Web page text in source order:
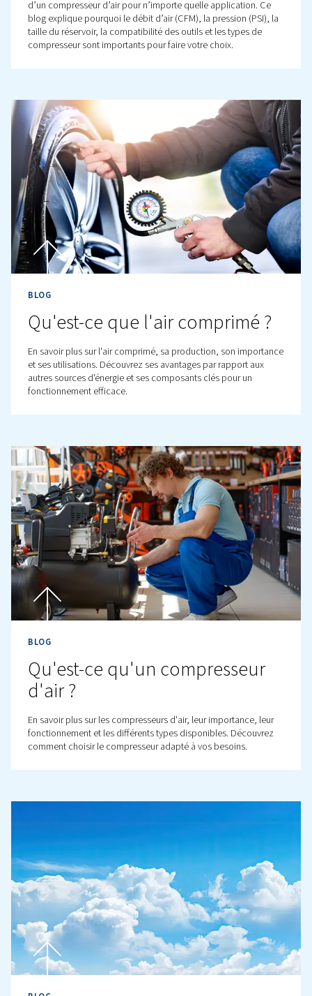
Les systèmes de tuyauterie sont essentiels à l’efficacité
performances de votre installation d’air comprimé.
maintenant tout ce que vous devez savoir à leur sujet,
BLOG
Les bases des moteurs à air
Découvrez comment fonctionnent les moteurs de
d’air, comment les entretenir et ce qu’il faut faire en
problème.
Dimensionnement du
compresseur d’air expliqué
Obtenez une description claire et pratique du
d’un compresseur d’air pour n’importe quelle
blog explique pourquoi le débit d’air (CFM), la pression
taille du réservoir, la compatibilité des outils et les
compresseur sont importants pour faire votre choix.